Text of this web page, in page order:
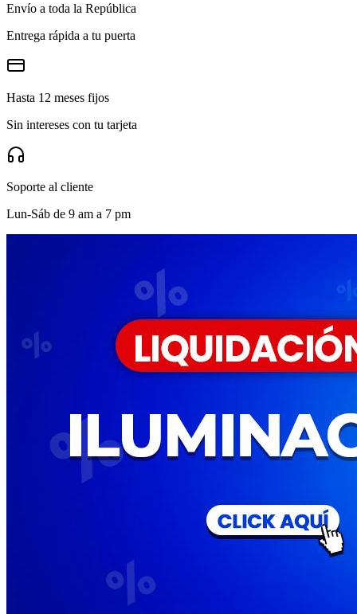
Envío a toda la República
Entrega rápida a tu puerta
Hasta 12 meses fijos
Sin intereses con tu tarjeta
Soporte al cliente
Lun-Sáb de 9 am a 7 pm